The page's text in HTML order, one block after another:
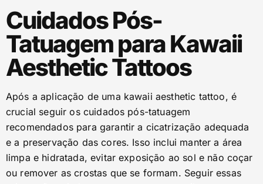
Cuidados Pós-
Tatuagem para Kawaii
Aesthetic Tattoos
Após a aplicação de uma kawaii aesthetic tattoo, é
crucial seguir os cuidados pós-tatuagem
recomendados para garantir a cicatrização adequada
e a preservação das cores. Isso inclui manter a área
limpa e hidratada, evitar exposição ao sol e não coçar
ou remover as crostas que se formam. Seguir essas